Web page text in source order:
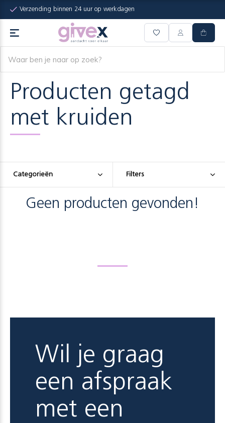
Verzending binnen 24 uur op werkdagen
Producten getagd
met kruiden
Categorieën Filters
Geen producten gevonden!
Wil je graag
een afspraak
met een